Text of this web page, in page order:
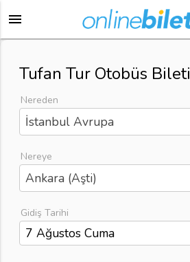
menu
Tufan Tur Otobüs Bileti
Nereden
İstanbul Avrupa
Nereye
Ankara (Aşti)
Gidiş Tarihi